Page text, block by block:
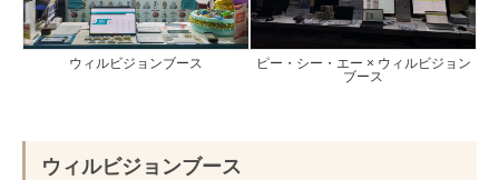
ウィルビジョンブース
ピー・シー・エー × ウィルビジョン
ブース
ウィルビジョンブース